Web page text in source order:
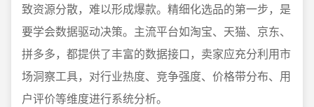
致资源分散，难以形成爆款。精细化选品的第一步，是
要学会数据驱动决策。主流平台如淘宝、天猫、京东、
拼多多，都提供了丰富的数据接口，卖家应充分利用市
场洞察工具，对行业热度、竞争强度、价格带分布、用
户评价等维度进行系统分析。